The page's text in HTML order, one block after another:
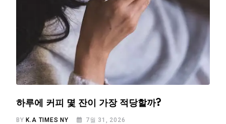
하루에 커피 몇 잔이 가장 적당할까?
BYK.A TIMES NY 7월 31, 2026